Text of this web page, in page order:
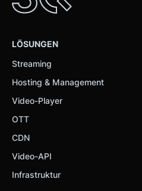
LÖSUNGEN
Streaming
Hosting & Management
Video-Player
OTT
CDN
Video-API
Infrastruktur